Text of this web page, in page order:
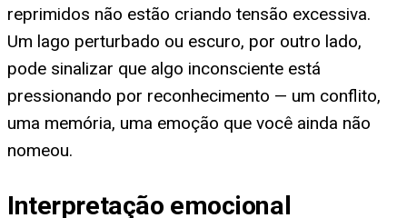
reprimidos não estão criando tensão excessiva.
Um lago perturbado ou escuro, por outro lado,
pode sinalizar que algo inconsciente está
pressionando por reconhecimento — um conflito,
uma memória, uma emoção que você ainda não
nomeou.
Interpretação emocional